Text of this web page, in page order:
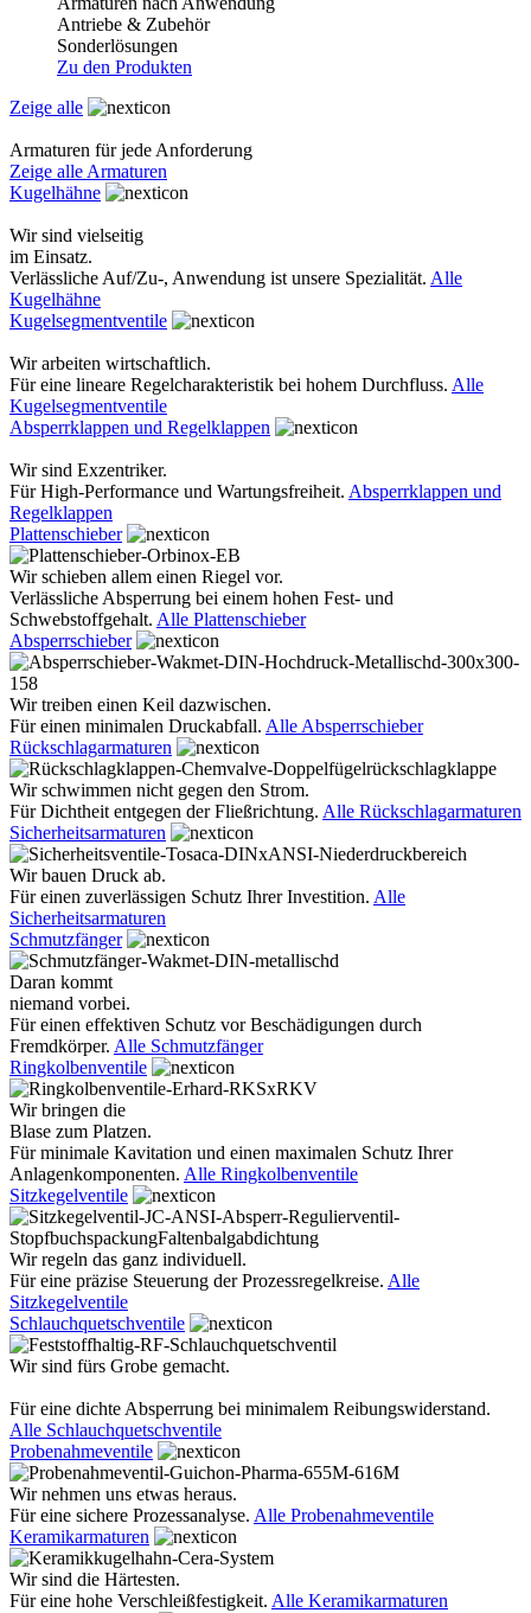
Antriebe & Zubehör
Sonderlösungen
Zu den Produkten
Zeige alle
Armaturen für jede Anforderung
Zeige alle Armaturen
Kugelhähne
Wir sind vielseitig
im Einsatz.
Verlässliche Auf/Zu-, Anwendung ist unsere Spezialität. Alle
Kugelhähne
Kugelsegmentventile
Wir arbeiten wirtschaftlich.
Für eine lineare Regelcharakteristik bei hohem Durchfluss. Alle
Kugelsegmentventile
Absperrklappen und Regelklappen
Wir sind Exzentriker.
Für High-Performance und Wartungsfreiheit. Absperrklappen und
Regelklappen
Plattenschieber
Wir schieben allem einen Riegel vor.
Verlässliche Absperrung bei einem hohen Fest- und
Schwebstoffgehalt. Alle Plattenschieber
Absperrschieber
Wir treiben einen Keil dazwischen.
Für einen minimalen Druckabfall. Alle Absperrschieber
Rückschlagarmaturen
Wir schwimmen nicht gegen den Strom.
Für Dichtheit entgegen der Fließrichtung. Alle Rückschlagarmaturen
Sicherheitsarmaturen
Wir bauen Druck ab.
Für einen zuverlässigen Schutz Ihrer Investition. Alle
Sicherheitsarmaturen
Schmutzfänger
Daran kommt
niemand vorbei.
Für einen effektiven Schutz vor Beschädigungen durch
Fremdkörper. Alle Schmutzfänger
Ringkolbenventile
Wir bringen die
Blase zum Platzen.
Für minimale Kavitation und einen maximalen Schutz Ihrer
Anlagenkomponenten. Alle Ringkolbenventile
Sitzkegelventile
Wir regeln das ganz individuell.
Für eine präzise Steuerung der Prozessregelkreise. Alle
Sitzkegelventile
Schlauchquetschventile
Wir sind fürs Grobe gemacht.
Für eine dichte Absperrung bei minimalem Reibungswiderstand.
Alle Schlauchquetschventile
Probenahmeventile
Wir nehmen uns etwas heraus.
Für eine sichere Prozessanalyse. Alle Probenahmeventile
Keramikarmaturen
Wir sind die Härtesten.
Für eine hohe Verschleißfestigkeit. Alle Keramikarmaturen